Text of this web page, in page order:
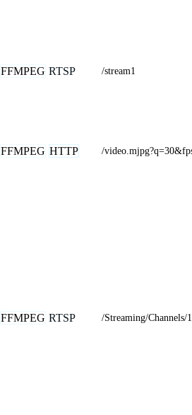
FFMPEG RTSP /stream1
FFMPEG HTTP /
FFMPEG RTSP /Streaming/Channels/1